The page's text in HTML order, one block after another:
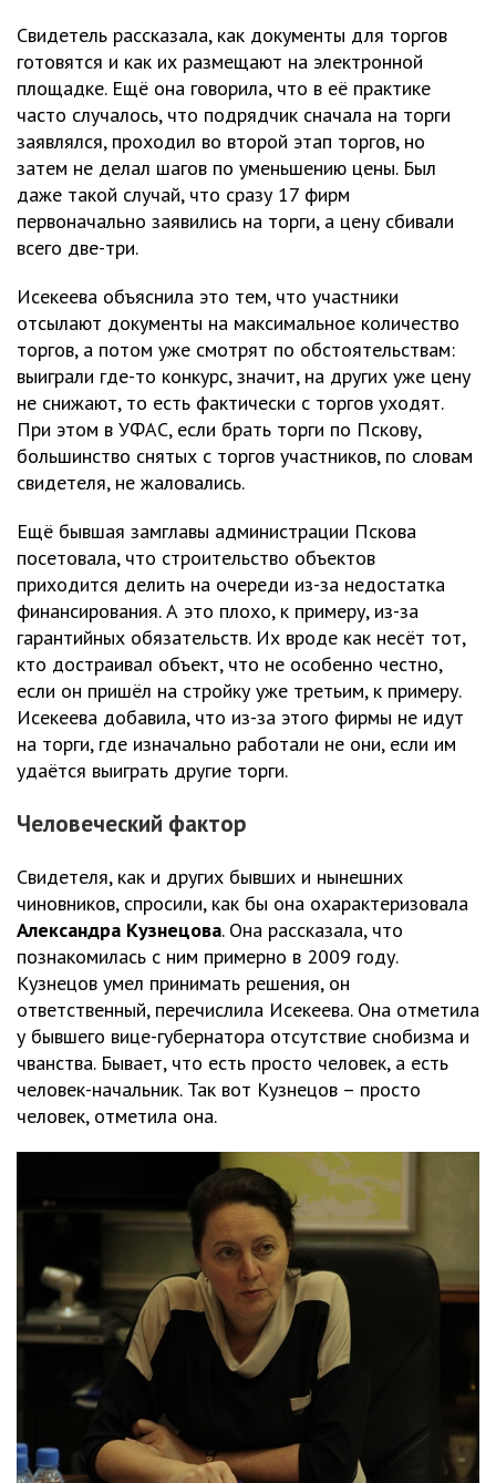
Свидетель рассказала, как документы для торгов
готовятся и как их размещают на электронной
площадке. Ещё она говорила, что в её практике
часто случалось, что подрядчик сначала на торги
заявлялся, проходил во второй этап торгов, но
затем не делал шагов по уменьшению цены. Был
даже такой случай, что сразу 17 фирм
первоначально заявились на торги, а цену сбивали
всего две-три.
Исекеева объяснила это тем, что участники
отсылают документы на максимальное количество
торгов, а потом уже смотрят по обстоятельствам:
выиграли где-то конкурс, значит, на других уже цену
не снижают, то есть фактически с торгов уходят.
При этом в УФАС, если брать торги по Пскову,
большинство снятых с торгов участников, по словам
свидетеля, не жаловались.
Ещё бывшая замглавы администрации Пскова
посетовала, что строительство объектов
приходится делить на очереди из-за недостатка
финансирования. А это плохо, к примеру, из-за
гарантийных обязательств. Их вроде как несёт тот,
кто достраивал объект, что не особенно честно,
если он пришёл на стройку уже третьим, к примеру.
Исекеева добавила, что из-за этого фирмы не идут
на торги, где изначально работали не они, если им
удаётся выиграть другие торги.
Человеческий фактор
Свидетеля, как и других бывших и нынешних
чиновников, спросили, как бы она охарактеризовала
Александра Кузнецова. Она рассказала, что
познакомилась с ним примерно в 2009 году.
Кузнецов умел принимать решения, он
ответственный, перечислила Исекеева. Она отметила
у бывшего вице-губернатора отсутствие снобизма и
чванства. Бывает, что есть просто человек, а есть
человек-начальник. Так вот Кузнецов – просто
человек, отметила она.